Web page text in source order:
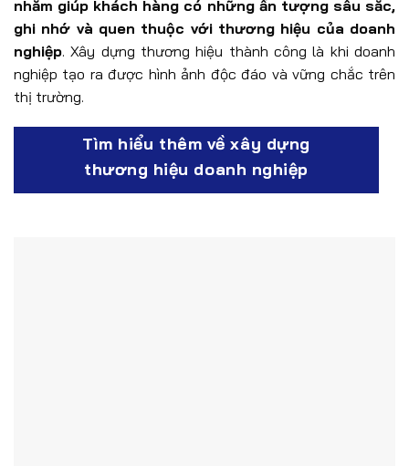
nhằm giúp khách hàng có những ấn tượng sâu sắc,
ghi nhớ và quen thuộc với thương hiệu của doanh
nghiệp. Xây dựng thương hiệu thành công là khi doanh
nghiệp tạo ra được hình ảnh độc đáo và vững chắc trên
thị trường.
Tìm hiểu thêm về xây dựng
thương hiệu doanh nghiệp